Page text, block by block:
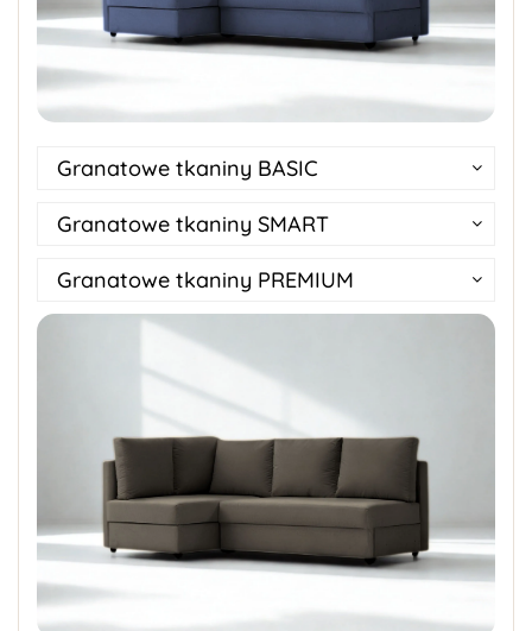
Granatowe tkaniny BASIC
Granatowe tkaniny SMART
Granatowe tkaniny PREMIUM